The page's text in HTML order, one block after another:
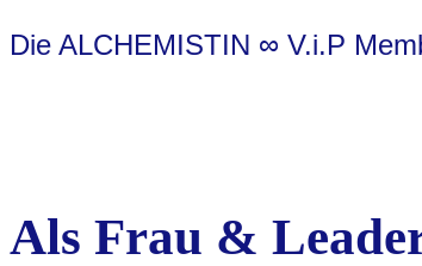
Die ALCHEMISTIN ∞ V.i.P
Als Frau &